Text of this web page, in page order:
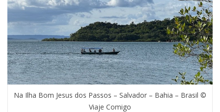
Na Ilha Bom Jesus dos Passos – Salvador – Bahia – Brasil ©
Viaje Comigo